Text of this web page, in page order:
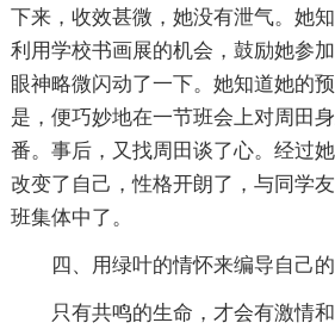
下来，收效甚微，她没有泄气。她
利用学校书画展的机会，鼓励她参
眼神略微闪动了一下。她知道她的
是，便巧妙地在一节班会上对周田
番。事后，又找周田谈了心。经过
改变了自己，性格开朗了，与同学
班集体中了。
四、用绿叶的情怀来编导自己
只有共鸣的生命，才会有激情